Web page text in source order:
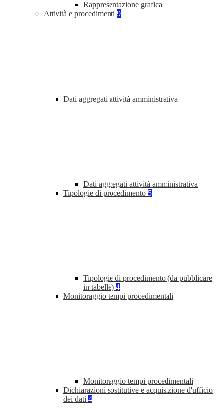
Rappresentazione grafica
Attività e procedimenti 9
Dati aggregati attività amministrativa
Dati aggregati attività amministrativa
Tipologie di procedimento 5
Tipologie di procedimento (da pubblicare
in tabelle) 4
Monitoraggio tempi procedimentali
Monitoraggio tempi procedimentali
Dichiarazioni sostitutive e acquisizione d'ufficio
dei dati 4